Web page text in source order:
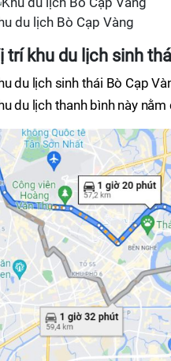
du lịch Bò Cạp Vàng
trí khu du lịch sinh
du lịch sinh thái Bò Cạp
du lịch thanh bình này